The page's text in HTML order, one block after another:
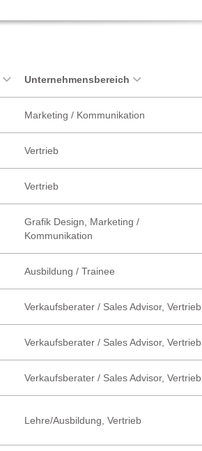
Unternehmensbereich
Marketing / Kommunikation
Vertrieb
Vertrieb
Grafik Design, Marketing /
Kommunikation
Ausbildung / Trainee
Verkaufsberater / Sales Advisor, Vertrieb
Verkaufsberater / Sales Advisor, Vertrieb
Verkaufsberater / Sales Advisor, Vertrieb
Lehre/Ausbildung, Vertrieb